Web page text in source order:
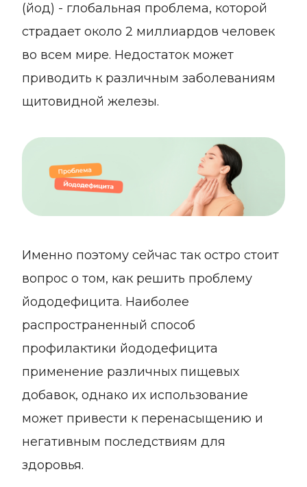
(йод) - глобальная проблема, которой
страдает около 2 миллиардов человек
во всем мире. Недостаток может
приводить к различным заболеваниям
щитовидной железы.
Именно поэтому сейчас так остро стоит
вопрос о том, как решить проблему
йододефицита. Наиболее
распространенный способ
профилактики йододефицита
применение различных пищевых
добавок, однако их использование
может привести к перенасыщению и
негативным последствиям для
здоровья.